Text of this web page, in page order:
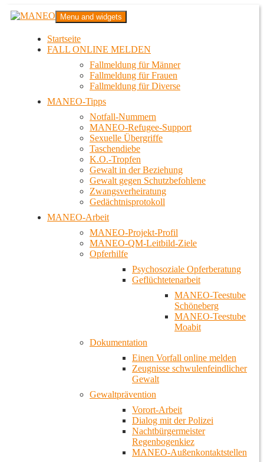
Zum
InhaltMANEO
Das schwule Anti-Gewalt-Projekt in Berlin
Menu and widgets
Startseite
FALL ONLINE MELDEN
Fallmeldung für Männer
Fallmeldung für Frauen
Fallmeldung für Diverse
MANEO-Tipps
Notfall-Nummern
MANEO-Refugee-Support
Sexuelle Übergriffe
Taschendiebe
K.O.-Tropfen
Gewalt in der Beziehung
Gewalt gegen Schutzbefohlene
Zwangsverheiratung
Gedächtnisprotokoll
MANEO-Arbeit
MANEO-Projekt-Profil
MANEO-QM-Leitbild-Ziele
Opferhilfe
Psychosoziale Opferberatung
Geflüchtetenarbeit
MANEO-Teestube
Schöneberg
MANEO-Teestube
Moabit
Dokumentation
Einen Vorfall online melden
Zeugnisse schwulenfeindlicher
Gewalt
Gewaltprävention
Vorort-Arbeit
Dialog mit der Polizei
Nachtbürgermeister
Regenbogenkiez
MANEO-Außenkontaktstellen